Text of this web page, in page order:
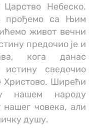
Небеско.
прођемо са Њим
живот вечни
предочио је и
кога данас
сведочио
Христово. Ширећи
нашем народу
нашег човека, али
душу.